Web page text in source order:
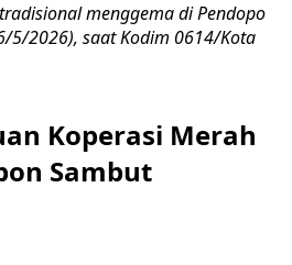
menggema di Pendopo
5/2026), saat Kodim 0614/Kota
Koperasi Merah
Sambut